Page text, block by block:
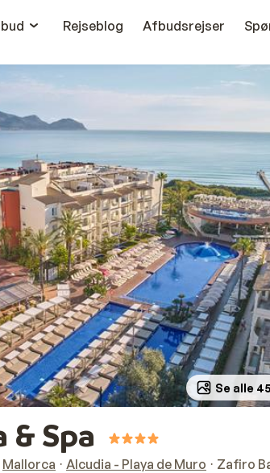
Rejseblog Afbudsrejser
Se alle
& Spa
Mallorca Alcudia - Playa de Muro Zafiro